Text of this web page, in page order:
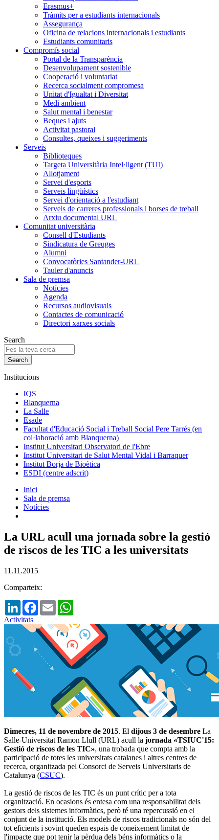
Erasmus+
Tràmits per a estudiants internacionals
Assegurança
Oficina de relacions internacionals i estudiants
Estudiants comunitaris
Compromís social
Portal de la Transparència
Desenvolupament sostenible
Cooperació i voluntariat
Recerca socialment compromesa
Unitat d'Igualtat i Diversitat
Medi ambient
Salut mental i benestar
Beques i ajuts
Activitat pastoral
Consultes, queixes i suggeriments
Serveis
Biblioteques
Targeta Universitària Intel·ligent (TUI)
Allotjament
Servei d'esports
Serveis lingüístics
Servei d'orientació a l'estudiant
Serveis de carreres professionals i borses de treball
Arxiu documental URL
Comunitat universitària
Consell d'Estudiants
Sindicatura de Greuges
Alumni
Convocatòries Santander-URL
Tauler d'anuncis
Sala de premsa
Notícies
Agenda
Recursos audiovisuals
Contactes de comunicació
Directori xarxes socials
Search
Institucions
IQS
Blanquerna
La Salle
Esade
Facultat d'Educació Social i Treball Social Pere Tarrés (en
col·laboració amb Blanquerna)
Institut Universitari Observatori de l'Ebre
Institut Universitari de Salut Mental Vidal i Barraquer
Institut Borja de Bioètica
ESDI (centre adscrit)
Inici
Sala de premsa
Notícies
La URL acull una jornada sobre la gestió
de riscos de les TIC a les universitats
11.11.2015
Comparteix:
LinkedInFacebook
Email
Activitats
Dimecres, 11 de novembre de 2015. El dijous 3 de desembre La
Salle-Universitat Ramon Llull (URL) acull la jornada «TSIUC'15:
Gestió de riscos de les TIC», una trobada que compta amb la
participació de totes les universitats catalanes i altres centres de
recerca, organitzada pel Consorci de Serveis Universitaris de
Catalunya (CSUC).
La gestió de riscos de les TIC és un punt crític per a tota
organització. En ocasions és entesa com una responsabilitat dels
gestors dels sistemes informàtics, però té una repercussió en el
conjunt de la institució. Els models de riscos tradicionals no són del
tot eficients i sovint queden espais de coneixement limitat de
l'impacte que pot tenir la pèrdua dels béns informàtics o la